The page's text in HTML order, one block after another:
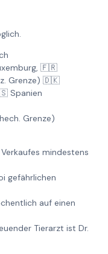
🇫🇷
Grenze) 🇩🇰
Spanien
Grenze)
mindestens
gefährlichen
auf einen
Tierarzt ist Dr.